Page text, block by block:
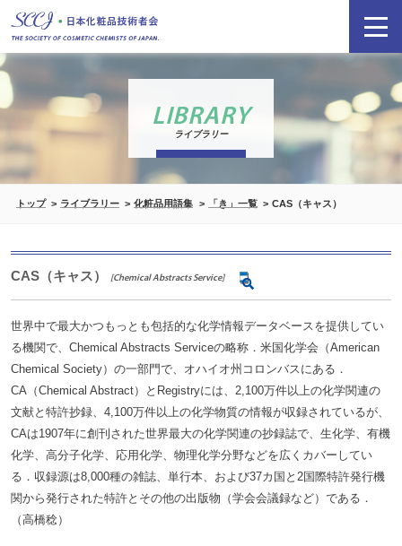
LIBRARY
ライブラリー
トップ ライブラリー 化粧品用語集 「き」一覧 CAS（キャス）
CAS（キャス） [Chemical Abstracts Service]
世界中で最大かつもっとも包括的な化学情報データベースを提供してい
る機関で、Chemical Abstracts Serviceの略称．米国化学会（American
Chemical Society）の一部門で、オハイオ州コロンバスにある．
CA（Chemical Abstract）とRegistryには、2,100万件以上の化学関連の
文献と特許抄録、4,100万件以上の化学物質の情報が収録されているが、
CAは1907年に創刊された世界最大の化学関連の抄録誌で、生化学、有機
化学、高分子化学、応用化学、物理化学分野などを広くカバーしてい
る．収録源は8,000種の雑誌、単行本、および37カ国と2国際特許発行機
関から発行された特許とその他の出版物（学会会議録など）である．
（高橋稔）